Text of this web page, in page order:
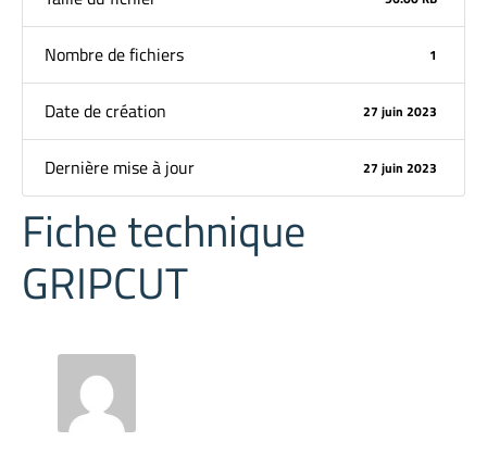
Nombre de fichiers 1
Date de création 27 juin 2023
Dernière mise à jour 27 juin 2023
Fiche technique
GRIPCUT